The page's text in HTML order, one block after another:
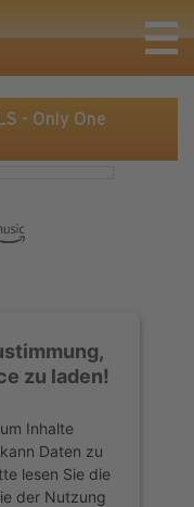
- Only One
zu laden!
Inhalte
Daten zu
lesen Sie die
der Nutzung